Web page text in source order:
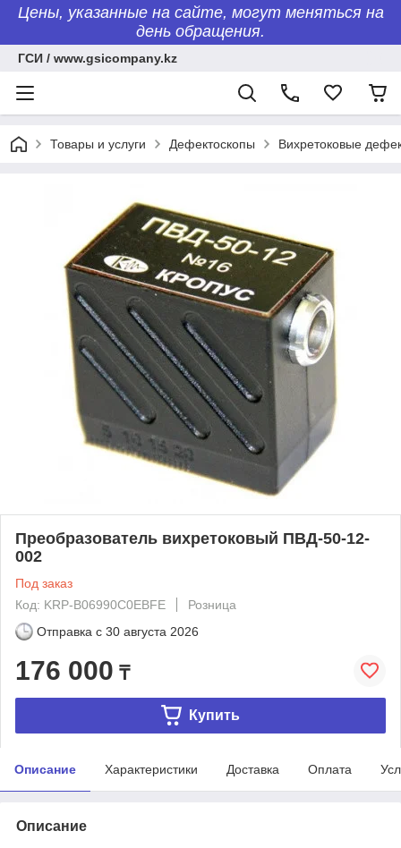
Цены, указанные на сайте, могут меняться на
день обращения.
ГСИ / www.gsicompany.kz
Товары и услуги Дефектоскопы Вихретоковые
Преобразователь вихретоковый ПВД-50-12-
002
Под заказ
Код: KRP-B06990C0EBFE
Розница
Отправка с 30 августа 2026
176 000 ₸
Купить
Описание Характеристики Доставка Оплата
Описание